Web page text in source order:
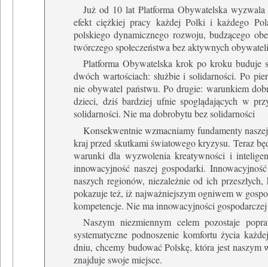
Już od 10 lat Platforma Obywatelska
efekt ciężkiej pracy każdej Polki i każdego
polskiego dynamicznego rozwoju, budzącego
twórczego społeczeństwa bez aktywnych
Platforma Obywatelska krok po kroku buduje
dwóch wartościach: służbie i solidarności. Po
nie obywatel państwu. Po drugie: warunkiem
dzieci, dziś bardziej ufnie spoglądających w
solidarności. Nie ma dobrobytu bez solidarności
Konsekwentnie wzmacniamy fundamenty
kraj przed skutkami światowego kryzysu. Teraz
warunki dla wyzwolenia kreatywności i
innowacyjność naszej gospodarki.
naszych regionów, niezależnie od ich
pokazuje też, iż najważniejszym ogniwem w
kompetencje. Nie ma innowacyjności
Naszym niezmiennym celem pozostaje
systematyczne podnoszenie komfortu życia
dniu, chcemy budować Polskę, która jest
znajduje swoje miejsce.